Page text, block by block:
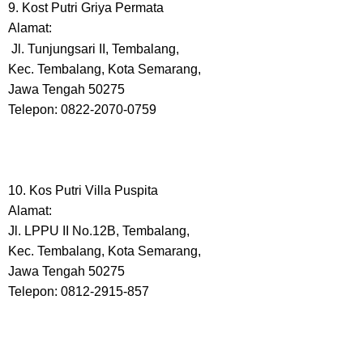
9. Kost Putri Griya Permata
Alamat:
Jl. Tunjungsari II, Tembalang,
Kec. Tembalang, Kota Semarang,
Jawa Tengah 50275
Telepon: 0822-2070-0759
10. Kos Putri Villa Puspita
Alamat:
Jl. LPPU II No.12B, Tembalang,
Kec. Tembalang, Kota Semarang,
Jawa Tengah 50275
Telepon: 0812-2915-857